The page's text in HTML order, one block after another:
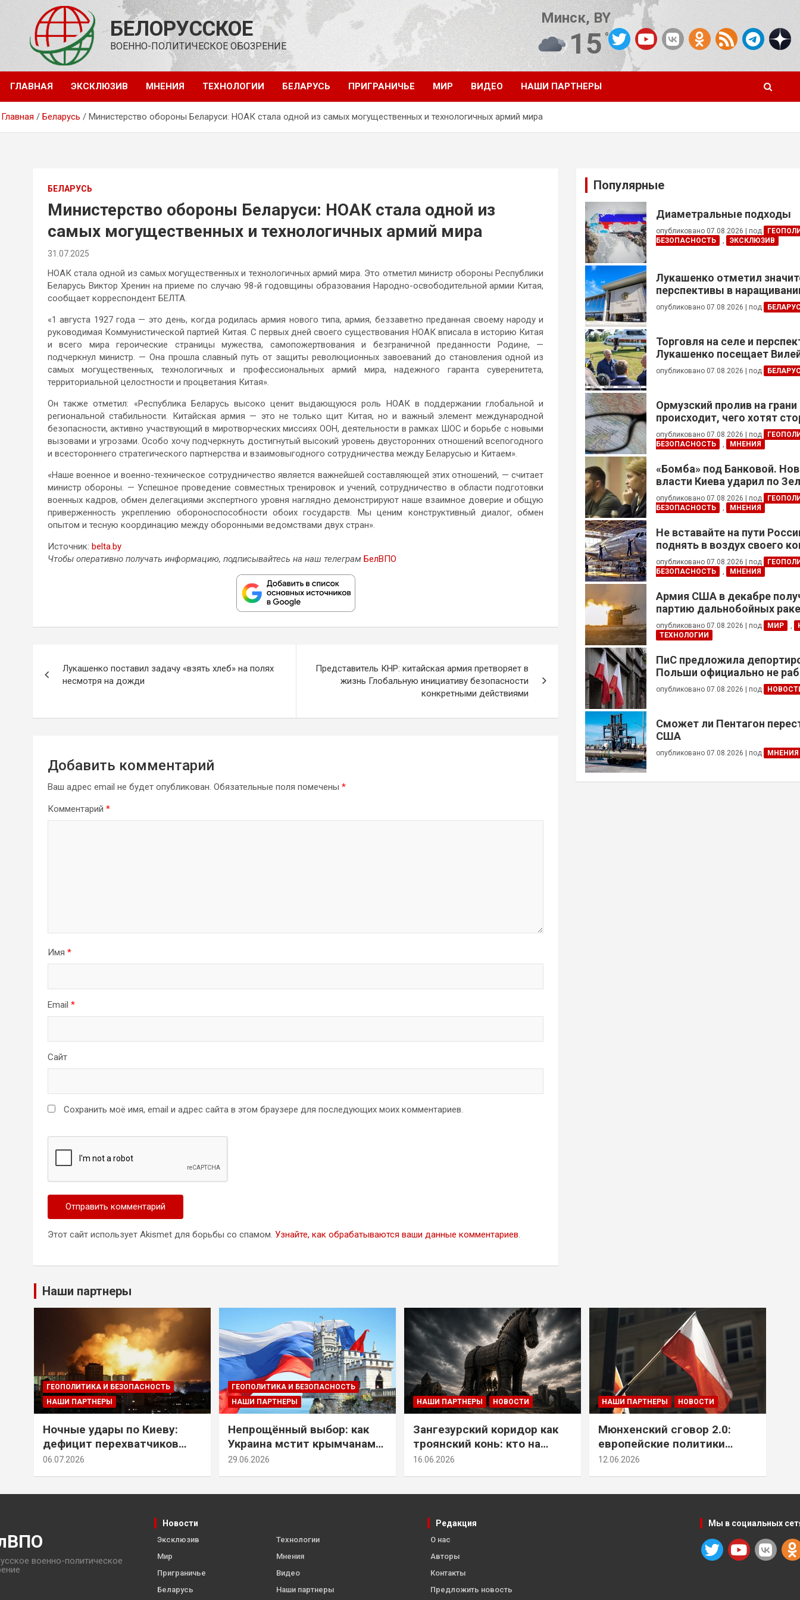
содержимому
БЕЛОРУССКОЕ
ВОЕННО-ПОЛИТИЧЕСКОЕ ОБОЗРЕНИЕ
Минск, BY
15°C
Погода от OpenWeatherMap
ГЛАВНАЯ ЭКСКЛЮЗИВ МНЕНИЯ ТЕХНОЛОГИИ БЕЛАРУСЬ ПРИГРАНИЧЬЕ МИР ВИДЕО НАШИ ПАРТНЕРЫ
Главная Беларусь Министерство обороны Беларуси: НОАК стала одной из самых могущественных и технологичных армий мира
БЕЛАРУСЬ
Министерство обороны Беларуси: НОАК стала одной из
самых могущественных и технологичных армий мира
31.07.2025
НОАК стала одной из самых могущественных и технологичных армий мира. Это отметил министр обороны Республики
Беларусь Виктор Хренин на приеме по случаю 98-й годовщины образования Народно-освободительной армии Китая,
сообщает корреспондент БЕЛТА.
«1 августа 1927 года — это день, когда родилась армия нового типа, армия, беззаветно преданная своему народу и
руководимая Коммунистической партией Китая. С первых дней своего существования НОАК вписала в историю Китая
и всего мира героические страницы мужества, самопожертвования и безграничной преданности Родине, —
подчеркнул министр. — Она прошла славный путь от защиты революционных завоеваний до становления одной из
самых могущественных, технологичных и профессиональных армий мира, надежного гаранта суверенитета,
территориальной целостности и процветания Китая».
Он также отметил: «Республика Беларусь высоко ценит выдающуюся роль НОАК в поддержании глобальной и
региональной стабильности. Китайская армия — это не только щит Китая, но и важный элемент международной
безопасности, активно участвующий в миротворческих миссиях ООН, деятельности в рамках ШОС и борьбе с новыми
вызовами и угрозами. Особо хочу подчеркнуть достигнутый высокий уровень двусторонних отношений всепогодного
и всестороннего стратегического партнерства и взаимовыгодного сотрудничества между Беларусью и Китаем».
«Наше военное и военно-техническое сотрудничество является важнейшей составляющей этих отношений, — считает
министр обороны. — Успешное проведение совместных тренировок и учений, сотрудничество в области подготовки
военных кадров, обмен делегациями экспертного уровня наглядно демонстрируют наше взаимное доверие и общую
приверженность укреплению обороноспособности обоих государств. Мы ценим конструктивный диалог, обмен
опытом и тесную координацию между оборонными ведомствами двух стран».
Источник: belta.by
Чтобы оперативно получать информацию, подписывайтесь на наш телеграм БелВПО
по
Лукашенко поставил задачу «взять хлеб» на полях
несмотря на дожди
Представитель КНР: китайская армия претворяет в
жизнь Глобальную инициативу безопасности
конкретными действиями
Добавить комментарий
Ваш адрес email не будет опубликован. Обязательные поля помечены *
Комментарий *
Имя *
Email *
Сайт
Сохранить моё имя, email и адрес сайта в этом браузере для последующих моих комментариев.
Этот сайт использует Akismet для борьбы со спамом. Узнайте, как обрабатываются ваши данные комментариев.
Популярные
Диаметральные подходы
опубликовано 07.08.2026 под
БЕЗОПАСНОСТЬ
, ЭКСКЛЮЗИВ
Лукашенко отметил
перспективы в
реализации проектов с
опубликовано 07.08.2026 под
Торговля на селе и
Лукашенко посещает
опубликовано 07.08.2026 под
Ормузский пролив на
происходит, чего хотят
это приведет?
опубликовано 07.08.2026 под
БЕЗОПАСНОСТЬ
, МНЕНИЯ
«Бомба» под Банковой.
власти Киева ударил по
опубликовано 07.08.2026 под
БЕЗОПАСНОСТЬ
, МНЕНИЯ
Не вставайте на пути
поднять в воздух своего
опубликовано 07.08.2026 под
БЕЗОПАСНОСТЬ
, МНЕНИЯ
Армия США в декабре
партию дальнобойных
примененных против Ирана
опубликовано 07.08.2026 под МИР ,
ТЕХНОЛОГИИ
ПиС предложила
Польши официально не
украинцев призывного
опубликовано 07.08.2026 под
Сможет ли Пентагон
США
опубликовано 07.08.2026 под МНЕНИЯ
Наши партнеры
ГЕОПОЛИТИКА И БЕЗОПАСНОСТЬ
НАШИ ПАРТНЕРЫ
Ночные удары по Киеву:
дефицит перехватчиков
Patriot и оборонительные
06.07.2026
ГЕОПОЛИТИКА И БЕЗОПАСНОСТЬ
НАШИ ПАРТНЕРЫ
Непрощённый выбор: как
Украина мстит крымчанам
за их историческое решение
29.06.2026
НАШИ ПАРТНЕРЫ НОВОСТИ
Зангезурский коридор как
троянский конь: кто на
самом деле осваивает юг
16.06.2026
НАШИ ПАРТНЕРЫ НОВОСТИ
Мюнхенский сговор 2.0:
европейские политики
снова растят монстра у
12.06.2026
военно-политическое
Новости
Эксклюзив
Мир
Приграничье
Беларусь
Технологии
Мнения
Видео
Наши партнеры
Редакция
О нас
Авторы
Контакты
Предложить новость
Мы в социальных